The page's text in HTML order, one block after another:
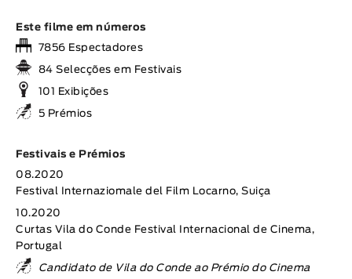
Este filme em números
7856 Espectadores
84 Selecções em Festivais
101 Exibições
5 Prémios
Festivais e Prémios
08.2020
Festival Internaziomale del Film Locarno, Suiça
10.2020
Curtas Vila do Conde Festival Internacional de Cinema,
Portugal
Candidato de Vila do Conde ao Prémio do Cinema